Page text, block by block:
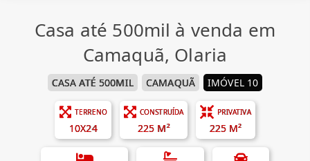
Casa até 500mil à venda em
Camaquã, Olaria
CASA ATÉ 500MIL CAMAQUÃ IMÓVEL 10
TERRENO
10X24
CONSTRUÍDA
225 M²
PRIVATIVA
225 M²